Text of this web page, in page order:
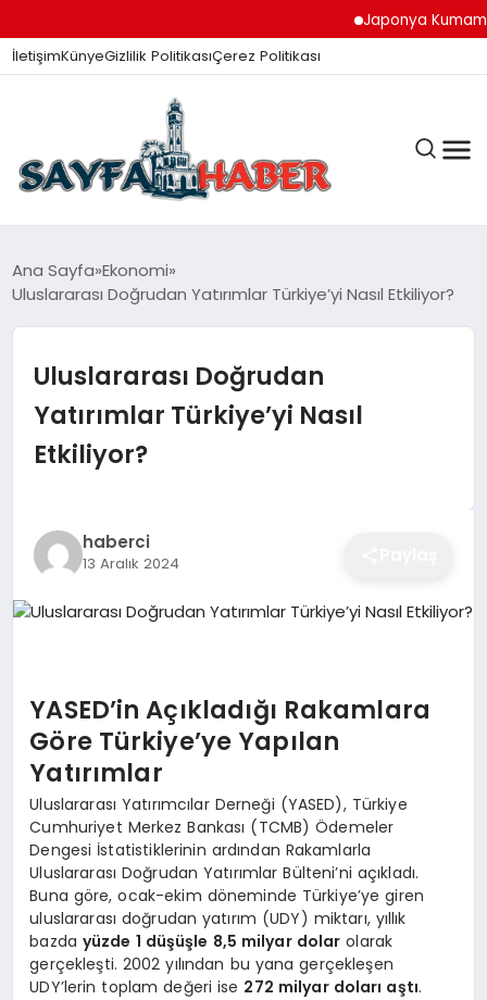
Japonya Kumamoto
İletişimKünyeGizlilik PolitikasıÇerez Politikası
ANA SAYFA
İZMIR HABERLERI
SPOR
YAŞAM
DIĞER
Ana Sayfa Ekonomi
Uluslararası Doğrudan Yatırımlar Türkiye’yi Nasıl Etkiliyor?
Uluslararası Doğrudan
Yatırımlar Türkiye’yi Nasıl
Etkiliyor?
haberci
13 Aralık 2024
YASED’in Açıkladığı Rakamlara
Göre Türkiye’ye Yapılan
Yatırımlar
Uluslararası Yatırımcılar Derneği (YASED), Türkiye
Cumhuriyet Merkez Bankası (TCMB) Ödemeler
Dengesi İstatistiklerinin ardından Rakamlarla
Uluslararası Doğrudan Yatırımlar Bülteni’ni açıkladı.
Buna göre, ocak-ekim döneminde Türkiye’ye giren
uluslararası doğrudan yatırım (UDY) miktarı, yıllık
bazda yüzde 1 düşüşle 8,5 milyar dolar olarak
gerçekleşti. 2002 yılından bu yana gerçekleşen
UDY’lerin toplam değeri ise 272 milyar doları aştı.